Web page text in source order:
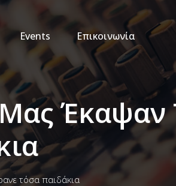
Events Επικοινωνία
Μας Έκαψαν
τόσα παιδάκια